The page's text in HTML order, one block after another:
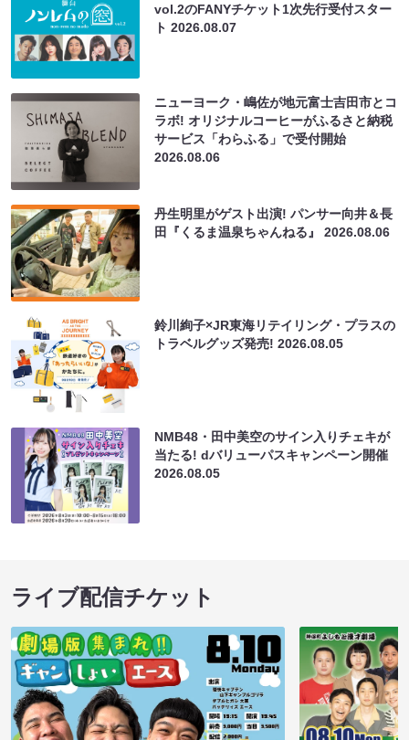
vol.2のFANYチケット1次先行受付スター
ト2026.08.07
ニューヨーク・嶋佐が地元富士吉田市とコ
ラボ! オリジナルコーヒーがふるさと納税
サービス「わらふる」で受付開始
2026.08.06
丹生明里がゲスト出演! パンサー向井＆長
田『くるま温泉ちゃんねる』2026.08.06
鈴川絢子×JR東海リテイリング・プラスの
トラベルグッズ発売!2026.08.05
NMB48・田中美空のサイン入りチェキが
当たる! dバリューパスキャンペーン開催
2026.08.05
ライブ配信チケット